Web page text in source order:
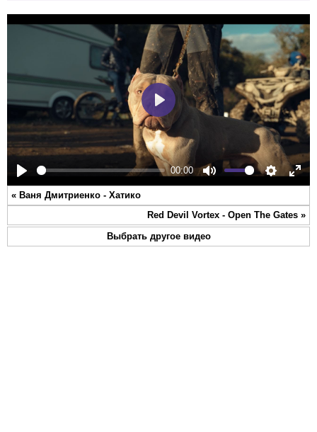
Play
00:00
Mute Settings
Play
« Ваня Дмитриенко - Хатико
Red Devil Vortex - Open The Gates »
Выбрать другое видео